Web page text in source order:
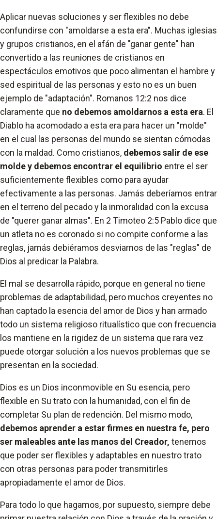
Aplicar nuevas soluciones y ser flexibles no debe
confundirse con "amoldarse a esta era". Muchas iglesias
y grupos cristianos, en el afán de "ganar gente" han
convertido a las reuniones de cristianos en
espectáculos emotivos que poco alimentan el hambre y
sed espiritual de las personas y esto no es un buen
ejemplo de "adaptación". Romanos 12:2 nos dice
claramente que no debemos amoldarnos a esta era. El
Diablo ha acomodado a esta era para hacer un "molde"
en el cual las personas del mundo se sientan cómodas
con la maldad. Como cristianos, debemos salir de ese
molde y debemos encontrar el equilibrio entre el ser
suficientemente flexibles como para ayudar
efectivamente a las personas. Jamás deberíamos entrar
en el terreno del pecado y la inmoralidad con la excusa
de "querer ganar almas". En 2 Timoteo 2:5 Pablo dice que
un atleta no es coronado si no compite conforme a las
reglas, jamás debiéramos desviarnos de las "reglas" de
Dios al predicar la Palabra.
El mal se desarrolla rápido, porque en general no tiene
problemas de adaptabilidad, pero muchos creyentes no
han captado la esencia del amor de Dios y han armado
todo un sistema religioso ritualístico que con frecuencia
los mantiene en la rigidez de un sistema que rara vez
puede otorgar solución a los nuevos problemas que se
presentan en la sociedad.
Dios es un Dios inconmovible en Su esencia, pero
flexible en Su trato con la humanidad, con el fin de
completar Su plan de redención. Del mismo modo,
debemos aprender a estar firmes en nuestra fe, pero
ser maleables ante las manos del Creador, tenemos
que poder ser flexibles y adaptables en nuestro trato
con otras personas para poder transmitirles
apropiadamente el amor de Dios.
Para todo lo que hagamos, por supuesto, siempre debe